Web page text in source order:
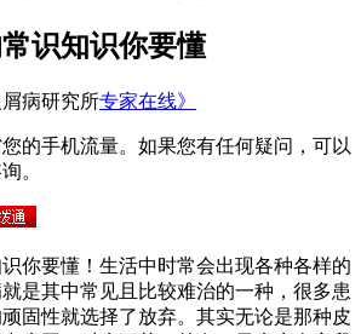
识知识你要懂
病研究所专家在线》
的手机流量。如果您有任何疑问，可以
。
你要懂！生活中时常会出现各种各样的
是其中常见且比较难治的一种，很多患
固性就选择了放弃。其实无论是那种皮